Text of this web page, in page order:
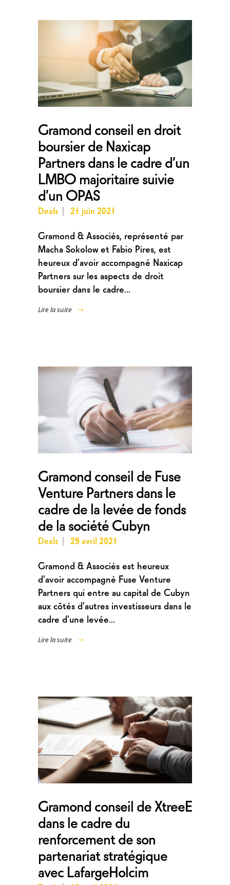
Gramond conseil en droit
boursier de Naxicap
Partners dans le cadre d’un
LMBO majoritaire suivie
d’un OPAS
Deals 21 juin 2021
Gramond & Associés, représenté par
Macha Sokolow et Fabio Pires, est
heureux d’avoir accompagné Naxicap
Partners sur les aspects de droit
boursier dans le cadre...
Lire la suite
Gramond conseil de Fuse
Venture Partners dans le
cadre de la levée de fonds
de la société Cubyn
Deals 29 avril 2021
Gramond & Associés est heureux
d’avoir accompagné Fuse Venture
Partners qui entre au capital de Cubyn
aux côtés d’autres investisseurs dans le
cadre d’une levée...
Lire la suite
Gramond conseil de XtreeE
dans le cadre du
renforcement de son
partenariat stratégique
avec LafargeHolcim